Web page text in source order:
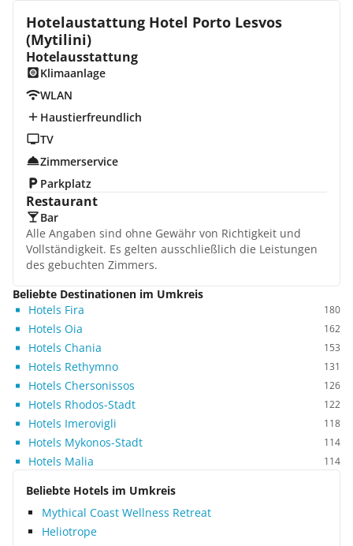
Hotelaustattung Hotel Porto Lesvos
(Mytilini)
Hotelausstattung
Klimaanlage
WLAN
Haustierfreundlich
TV
Zimmerservice
Parkplatz
Restaurant
Bar
Alle Angaben sind ohne Gewähr von Richtigkeit und
Vollständigkeit. Es gelten ausschließlich die Leistungen
des gebuchten Zimmers.
Beliebte Destinationen im Umkreis
Hotels Fira
180
Hotels Oia 162
Hotels Chania 153
Hotels Rethymno 131
Hotels Chersonissos 126
Hotels Rhodos-Stadt 122
Hotels Imerovigli 118
Hotels Mykonos-Stadt 114
Hotels Malia 114
Beliebte Hotels im Umkreis
Mythical Coast Wellness Retreat
Heliotrope